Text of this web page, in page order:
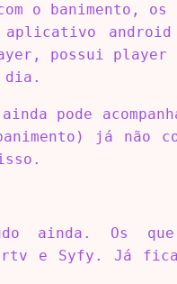
o banimento,
aplicativo
possui
dia.
pode
já não
ainda. Os que
e Syfy. Já fica